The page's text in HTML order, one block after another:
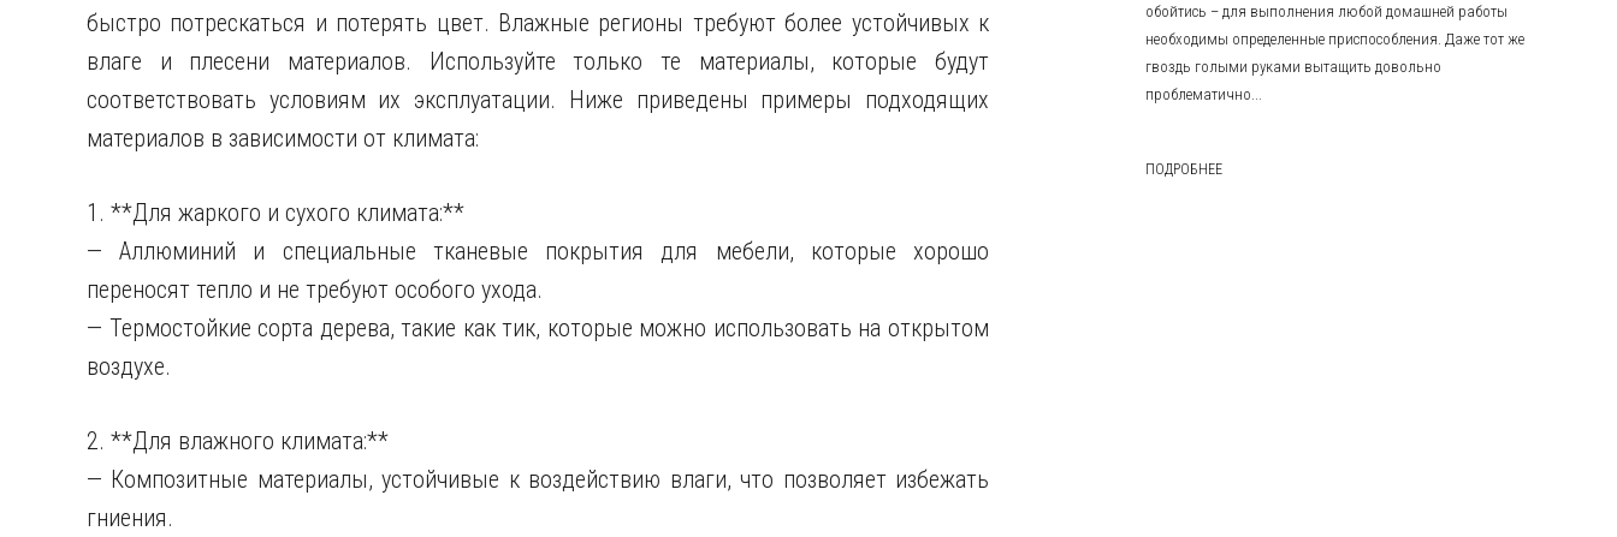
быстро потрескаться и потерять цвет. Влажные регионы требуют более устойчивых к
влаге и плесени материалов. Используйте только те материалы, которые будут
соответствовать условиям их эксплуатации. Ниже приведены примеры подходящих
материалов в зависимости от климата:
1. **Для жаркого и сухого климата:**
— Аллюминий и специальные тканевые покрытия для мебели, которые хорошо
переносят тепло и не требуют особого ухода.
— Термостойкие сорта дерева, такие как тик, которые можно использовать на открытом
воздухе.
2. **Для влажного климата:**
— Композитные материалы, устойчивые к воздействию влаги, что позволяет избежать
гниения.
обойтись – для выполнения любой домашней работы
необходимы определенные приспособления. Даже тот же
гвоздь голыми руками вытащить довольно
проблематично...
ПОДРОБНЕЕ